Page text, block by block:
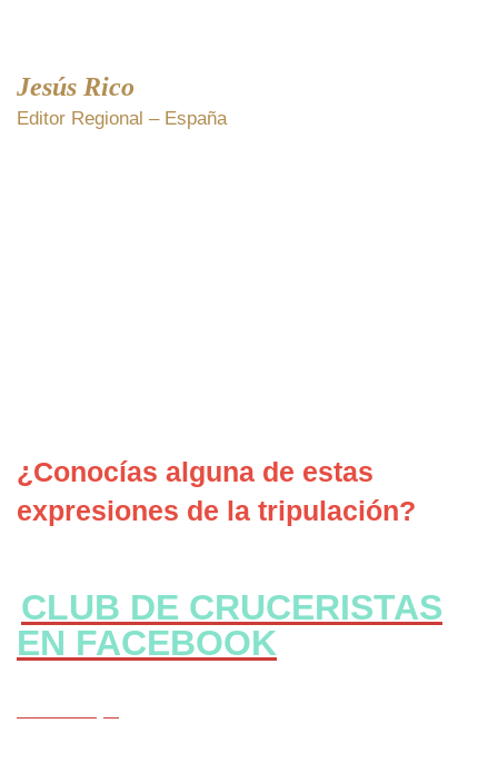
Jesús Rico
Editor Regional – España
¿Conocías alguna de estas
expresiones de la tripulación?
CLUB DE CRUCERISTAS
EN FACEBOOK